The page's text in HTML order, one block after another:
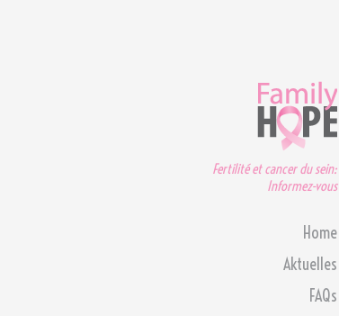
Fertilité et cancer du sein:
Informez-vous
Home
Aktuelles
FAQs